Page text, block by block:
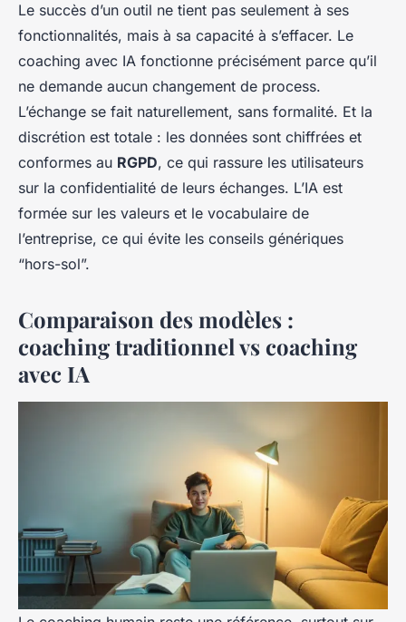
Le succès d’un outil ne tient pas seulement à ses
fonctionnalités, mais à sa capacité à s’effacer. Le
coaching avec IA fonctionne précisément parce qu’il
ne demande aucun changement de process.
L’échange se fait naturellement, sans formalité. Et la
discrétion est totale : les données sont chiffrées et
conformes au RGPD, ce qui rassure les utilisateurs
sur la confidentialité de leurs échanges. L’IA est
formée sur les valeurs et le vocabulaire de
l’entreprise, ce qui évite les conseils génériques
“hors-sol”.
Comparaison des modèles :
coaching traditionnel vs coaching
avec IA